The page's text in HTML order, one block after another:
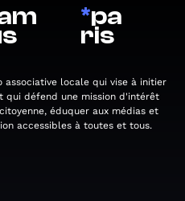
*pa
ris
associative locale qui vise à initier
qui défend une mission d'intérêt
éduquer aux médias et
accessibles à toutes et tous.